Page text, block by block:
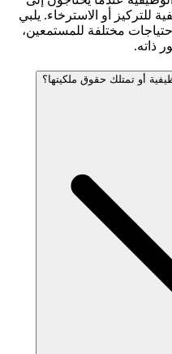
للتركيز أو الاسترخاء. يلبي
مختلفة للمستمعين،
ذاته.